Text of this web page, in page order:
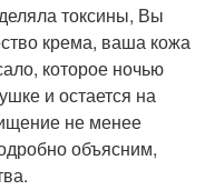
токсины, Вы
крема, ваша кожа
которое ночью
и остается на
не менее
объясним,